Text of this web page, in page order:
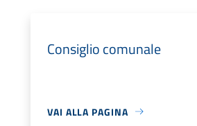
Consiglio comunale
VAI ALLA PAGINA